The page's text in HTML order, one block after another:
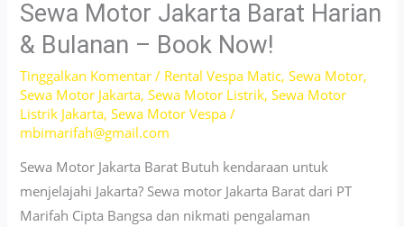
Harian
Jakarta
Timur
–
Book
Now!
Sewa Motor Jakarta Barat Harian
& Bulanan – Book Now!
Tinggalkan Komentar / Rental Vespa Matic,Sewa Motor,
Sewa Motor Jakarta,Sewa Motor Listrik,Sewa Motor
Listrik Jakarta,Sewa Motor Vespa /
mbimarifah@gmail.com
Sewa Motor Jakarta Barat Butuh kendaraan untuk
menjelajahi Jakarta? Sewa motor Jakarta Barat dari PT
Marifah Cipta Bangsa dan nikmati pengalaman